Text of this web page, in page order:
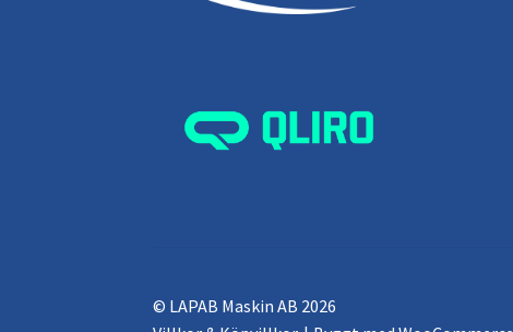
© LAPAB Maskin AB 2026